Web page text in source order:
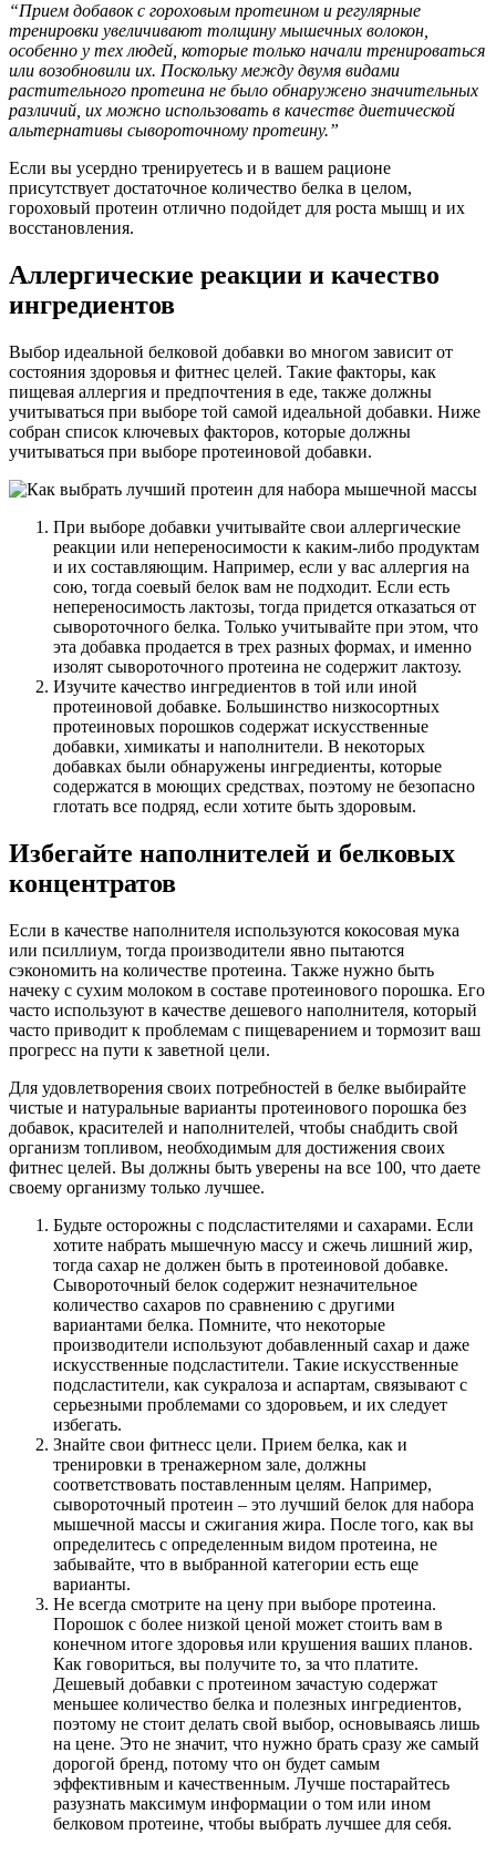
“Прием добавок с гороховым протеином и регулярные
тренировки увеличивают толщину мышечных волокон,
особенно у тех людей, которые только начали тренироваться
или возобновили их. Поскольку между двумя видами
растительного протеина не было обнаружено значительных
различий, их можно использовать в качестве диетической
альтернативы сывороточному протеину.”
Если вы усердно тренируетесь и в вашем рационе
присутствует достаточное количество белка в целом,
гороховый протеин отлично подойдет для роста мышц и их
восстановления.
Аллергические реакции и качество
ингредиентов
Выбор идеальной белковой добавки во многом зависит от
состояния здоровья и фитнес целей. Такие факторы, как
пищевая аллергия и предпочтения в еде, также должны
учитываться при выборе той самой идеальной добавки. Ниже
собран список ключевых факторов, которые должны
учитываться при выборе протеиновой добавки.
При выборе добавки учитывайте свои аллергические
реакции или непереносимости к каким-либо продуктам
и их составляющим. Например, если у вас аллергия на
сою, тогда соевый белок вам не подходит. Если есть
непереносимость лактозы, тогда придется отказаться от
сывороточного белка. Только учитывайте при этом, что
эта добавка продается в трех разных формах, и именно
изолят сывороточного протеина не содержит лактозу.
Изучите качество ингредиентов в той или иной
протеиновой добавке. Большинство низкосортных
протеиновых порошков содержат искусственные
добавки, химикаты и наполнители. В некоторых
добавках были обнаружены ингредиенты, которые
содержатся в моющих средствах, поэтому не безопасно
глотать все подряд, если хотите быть здоровым.
Избегайте наполнителей и белковых
концентратов
Если в качестве наполнителя используются кокосовая мука
или псиллиум, тогда производители явно пытаются
сэкономить на количестве протеина. Также нужно быть
начеку с сухим молоком в составе протеинового порошка. Его
часто используют в качестве дешевого наполнителя, который
часто приводит к проблемам с пищеварением и тормозит ваш
прогресс на пути к заветной цели.
Для удовлетворения своих потребностей в белке выбирайте
чистые и натуральные варианты протеинового порошка без
добавок, красителей и наполнителей, чтобы снабдить свой
организм топливом, необходимым для достижения своих
фитнес целей. Вы должны быть уверены на все 100, что даете
своему организму только лучшее.
Будьте осторожны с подсластителями и сахарами. Если
хотите набрать мышечную массу и сжечь лишний жир,
тогда сахар не должен быть в протеиновой добавке.
Сывороточный белок содержит незначительное
количество сахаров по сравнению с другими
вариантами белка. Помните, что некоторые
производители используют добавленный сахар и даже
искусственные подсластители. Такие искусственные
подсластители, как сукралоза и аспартам, связывают с
серьезными проблемами со здоровьем, и их следует
избегать.
Знайте свои фитнесс цели. Прием белка, как и
тренировки в тренажерном зале, должны
соответствовать поставленным целям. Например,
сывороточный протеин – это лучший белок для набора
мышечной массы и сжигания жира. После того, как вы
определитесь с определенным видом протеина, не
забывайте, что в выбранной категории есть еще
варианты.
Не всегда смотрите на цену при выборе протеина.
Порошок с более низкой ценой может стоить вам в
конечном итоге здоровья или крушения ваших планов.
Как говориться, вы получите то, за что платите.
Дешевый добавки с протеином зачастую содержат
меньшее количество белка и полезных ингредиентов,
поэтому не стоит делать свой выбор, основываясь лишь
на цене. Это не значит, что нужно брать сразу же самый
дорогой бренд, потому что он будет самым
эффективным и качественным. Лучше постарайтесь
разузнать максимум информации о том или ином
белковом протеине, чтобы выбрать лучшее для себя.